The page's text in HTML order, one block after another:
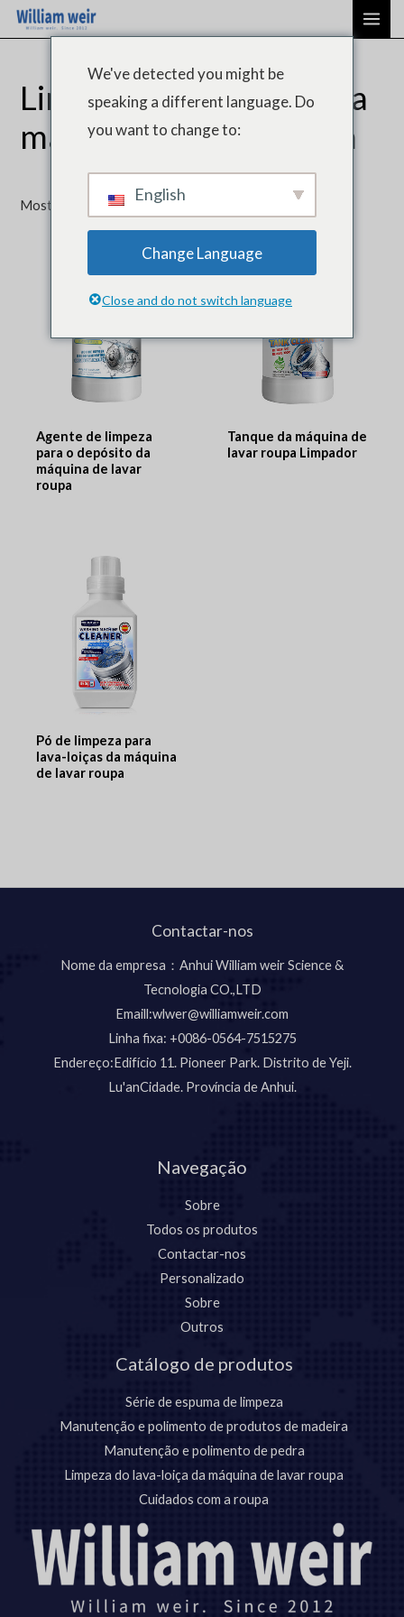
Saltar
para
conteúdoLimpeza do lava-loiça da
máquina de lavar roupa
Mostrando todos os resultados 3
último
Agente de limpeza
para o depósito da
máquina de lavar
roupa
Tanque da máquina de
lavar roupa Limpador
Pó de limpeza para
lava-loiças da máquina
de lavar roupa
Contactar-nos
Nome da empresa：Anhui William weir Science &
Tecnologia CO.,LTD
Emaill:wlwer@williamweir.com
Linha fixa: +0086-0564-7515275
Endereço:Edifício 11. Pioneer Park. Distrito de Yeji.
Lu'anCidade. Província de Anhui.
Navegação
Sobre
Todos os produtos
Contactar-nos
Personalizado
Sobre
Outros
Catálogo de produtos
Série de espuma de limpeza
Manutenção e polimento de produtos de madeira
Manutenção e polimento de pedra
Limpeza do lava-loiça da máquina de lavar roupa
Cuidados com a roupa
We've detected you might be
speaking a different language. Do
you want to change to:
English
Change Language
Close and do not switch language